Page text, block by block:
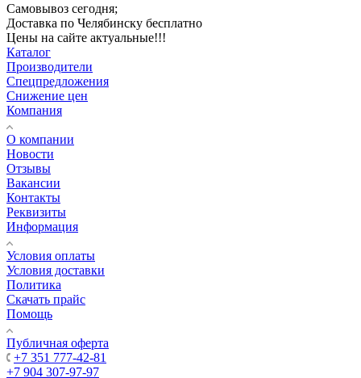
Самовывоз сегодня;
Доставка по Челябинску бесплатно
Цены на сайте актуальные!!!
Каталог
Производители
Спецпредложения
Снижение цен
Компания
О компании
Новости
Отзывы
Вакансии
Контакты
Реквизиты
Информация
Условия оплаты
Условия доставки
Политика
Скачать прайс
Помощь
Публичная оферта
+7 351 777-42-81
+7 904 307-97-97